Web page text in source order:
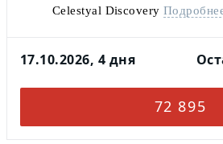
Celestyal Discovery
17.10.2026, 4 дня
72 895